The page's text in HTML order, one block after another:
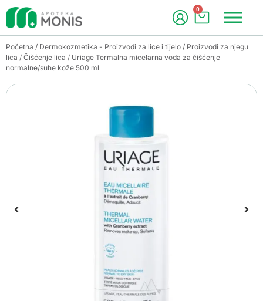
0
Početna / Dermokozmetika - Proizvodi za lice i tijelo / Proizvodi za njegu
lica / Čišćenje lica / Uriage Termalna micelarna voda za čišćenje
normalne/suhe kože 500 ml